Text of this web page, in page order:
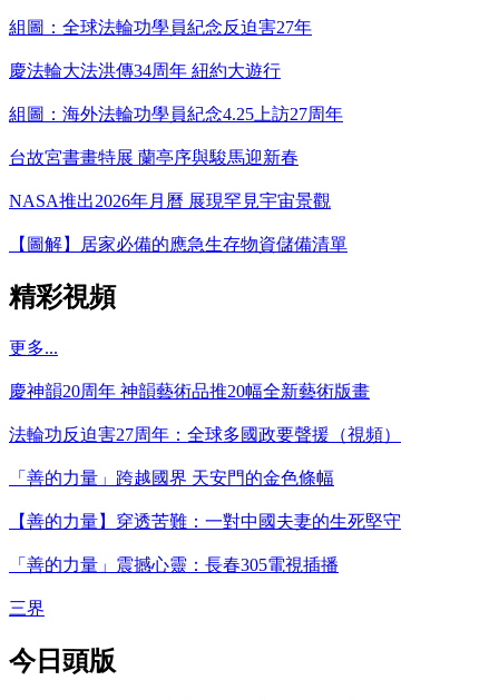
組圖：全球法輪功學員紀念反迫害27年
慶法輪大法洪傳34周年 紐約大遊行
組圖：海外法輪功學員紀念4.25上訪27周年
台故宮書畫特展 蘭亭序與駿馬迎新春
NASA推出2026年月曆 展現罕見宇宙景觀
【圖解】居家必備的應急生存物資儲備清單
精彩視頻
更多...
慶神韻20周年 神韻藝術品推20幅全新藝術版畫
法輪功反迫害27周年：全球多國政要聲援（視頻）
「善的力量」跨越國界 天安門的金色條幅
【善的力量】穿透苦難：一對中國夫妻的生死堅守
「善的力量」震撼心靈：長春305電視插播
三界
今日頭版